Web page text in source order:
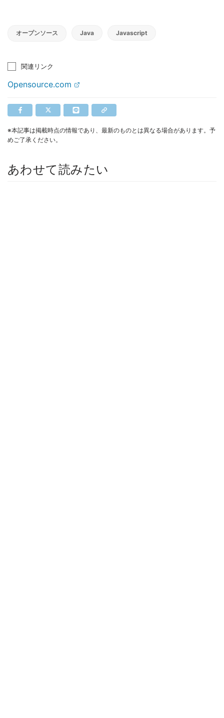
オープンソース Java Javascript
関連リンク
Opensource.com
※本記事は掲載時点の情報であり、最新のものとは異なる場合があります。予
めご了承ください。
あわせて読みたい